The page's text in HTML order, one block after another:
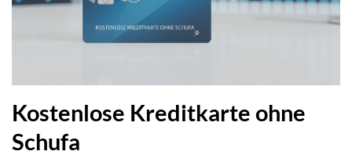
Kostenlose Kreditkarte ohne
Schufa